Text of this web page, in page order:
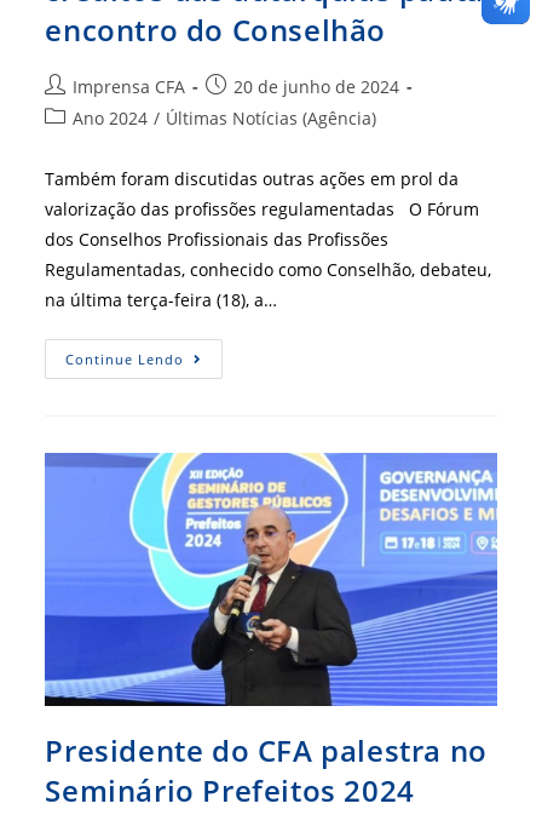
encontro do Conselhão
Autor
do
Imprensa CFA
Post
publicado:
20 de junho de 2024
Categoria
post:
Ano 2024 / Últimas Notícias (Agência)
Também foram discutidas outras ações em prol da
valorização das profissões regulamentadas O Fórum
dos Conselhos Profissionais das Profissões
Regulamentadas, conhecido como Conselhão, debateu,
na última terça-feira (18), a…
Continue Lendo Uso
Da
Créditos
Das
Autarquias
Pauta
Encontro
Do
Conselhão
Presidente do CFA palestra no
Seminário Prefeitos 2024